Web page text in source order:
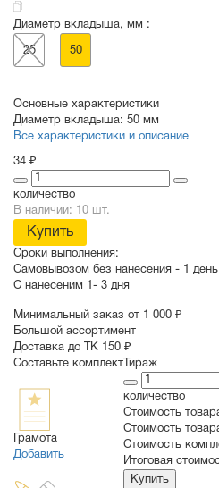
Диаметр вкладыша, мм :
25 50
Основные характеристики
Диаметр вкладыша: 50 мм
Все характеристики и описание
34 ₽
количество
В наличии: 10 шт.
Купить
Сроки выполнения:
Самовывозом без нанесения -
1 день
С нанесеним
1- 3 дня
Минимальный заказ от 1 000 ₽
Большой ассортимент
Доставка до ТК 150 ₽
Составьте комплект
Грамота
Добавить
Тираж
количество
Стоимость
Cтоимость
Стоимость
Итоговая
Купить